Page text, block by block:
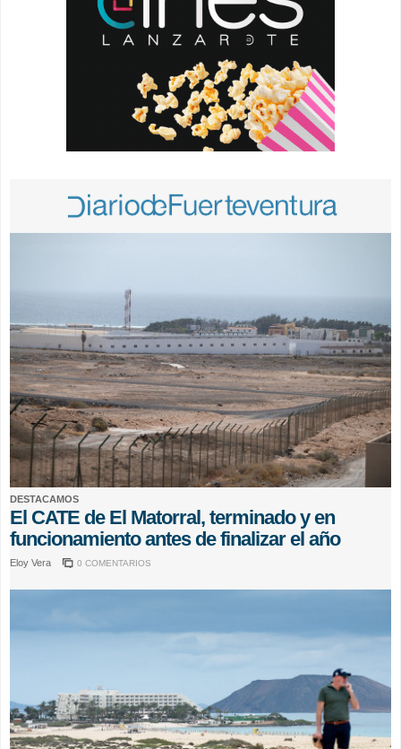
DESTACAMOS
El CATE de El Matorral, terminado y en
funcionamiento antes de finalizar el año
Eloy Vera 0 COMENTARIOS